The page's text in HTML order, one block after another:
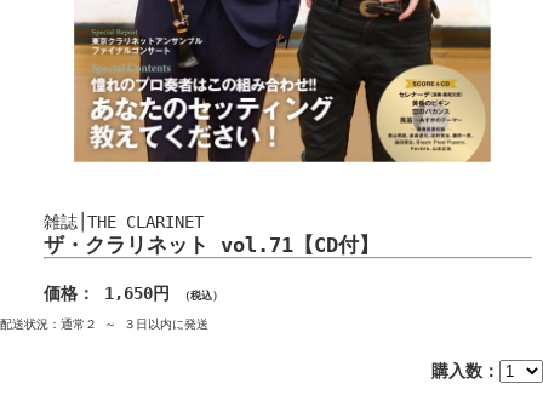
雑誌│THE CLARINET
ザ・クラリネット vol.71【CD付】
価格： 1,650円 （税込）
配送状況：通常２ ～ ３日以内に発送
購入数：